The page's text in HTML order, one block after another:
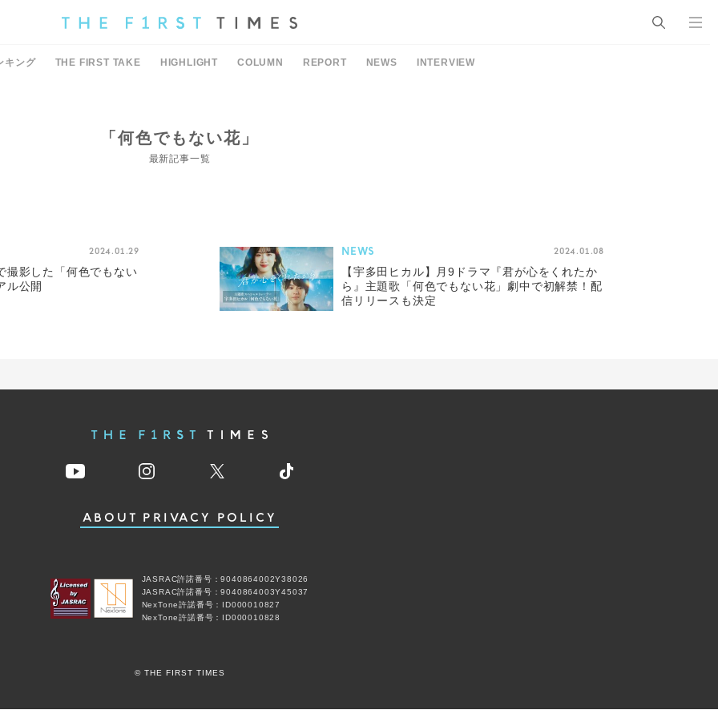
キング THE FIRST TAKE HIGHLIGHT COLUMN REPORT NEWS INTERVIEW
「何色でもない花」
最新記事一覧
2024.01.29
撮影した「何色でもない
ル公開
NEWS 2024.01.08
【宇多田ヒカル】月9ドラマ『君が心をくれたか
ら』主題歌「何色でもない花」劇中で初解禁！配
信リリースも決定
ABOUT PRIVACY POLICY
JASRAC許諾番号：9040864002Y38026
JASRAC許諾番号：9040864003Y45037
NexTone許諾番号：ID000010827
NexTone許諾番号：ID000010828
© THE FIRST TIMES